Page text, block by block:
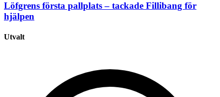
Löfgrens första pallplats – tackade Fillibang för
hjälpen
Utvalt